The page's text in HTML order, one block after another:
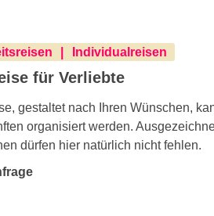
Individualreisen
für Verliebte
gestaltet nach Ihren Wünschen,
organisiert werden.
dürfen hier natürlich nicht fehlen.